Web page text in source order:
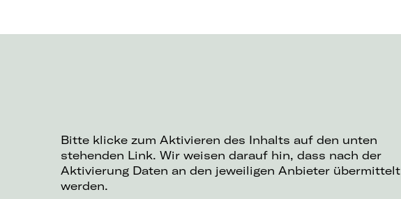
Bitte klicke zum Aktivieren des Inhalts auf den unten
stehenden Link. Wir weisen darauf hin, dass nach der
Aktivierung Daten an den jeweiligen Anbieter übermittelt
werden.